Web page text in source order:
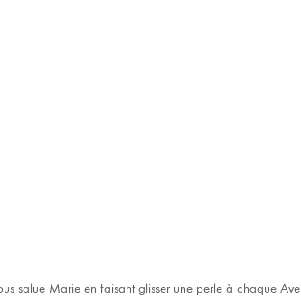
salue Marie en faisant glisser une perle à chaque Ave